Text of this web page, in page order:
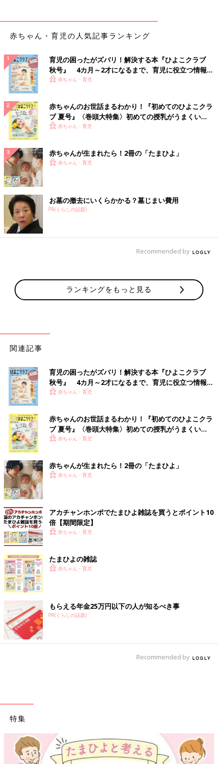
赤ちゃん・育児の人気記事ランキング
育児の困ったがズバリ！解決する本『ひよこクラブ
秋号』 4カ月～2才になるまで、育児に役立つ情報が
いっぱい！
赤ちゃん・育児
赤ちゃんのお世話まるわかり！『初めてのひよこクラ
ブ 夏号』〈巻頭大特集〉初めての授乳がうまくい
く！ おっぱい・ミルクの基本と夏のトラブル 解決テ
赤ちゃん・育児
赤ちゃんが生まれたら！2冊の「たまひよ」
赤ちゃん・育児
お墓の撤去にいくらかかる？墓じまい費用
PR(くらしの話題)
Recommended by
ランキングをもっと見る
関連記事
育児の困ったがズバリ！解決する本『ひよこクラブ
秋号』 4カ月～2才になるまで、育児に役立つ情報が
いっぱい！
赤ちゃん・育児
赤ちゃんのお世話まるわかり！『初めてのひよこクラ
ブ 夏号』〈巻頭大特集〉初めての授乳がうまくい
く！ おっぱい・ミルクの基本と夏のトラブル 解決テ
赤ちゃん・育児
赤ちゃんが生まれたら！2冊の「たまひよ」
赤ちゃん・育児
アカチャンホンポでたまひよ雑誌を買うとポイント10
倍【期間限定】
赤ちゃん・育児
たまひよの雑誌
赤ちゃん・育児
もらえる年金25万円以下の人が知るべき事
PR(くらしの話題)
Recommended by
特集
【ワクチン接種できるものも】妊婦の感染症対策、知っておいて！